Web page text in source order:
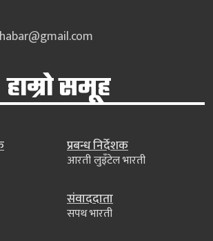
हाम्रो समूह
प्रबन्ध निर्देशक
आरती लुइँटेल भारती
संवाददाता
सपथ भारती